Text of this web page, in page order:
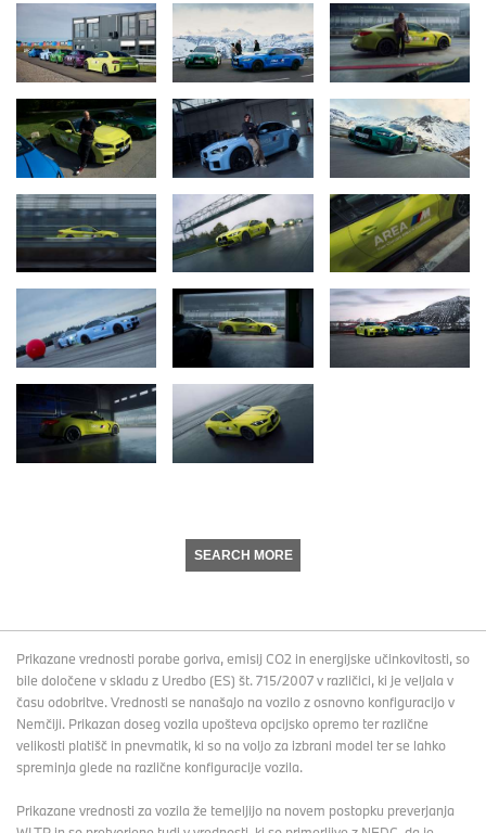
SEARCH MORE
Prikazane vrednosti porabe goriva, emisij CO2 in energijske učinkovitosti, so
bile določene v skladu z Uredbo (ES) št. 715/2007 v različici, ki je veljala v
času odobritve. Vrednosti se nanašajo na vozilo z osnovno konfiguracijo v
Nemčiji. Prikazan doseg vozila upošteva opcijsko opremo ter različne
velikosti platišč in pnevmatik, ki so na voljo za izbrani model ter se lahko
spreminja glede na različne konfiguracije vozila.
Prikazane vrednosti za vozila že temeljijo na novem postopku preverjanja